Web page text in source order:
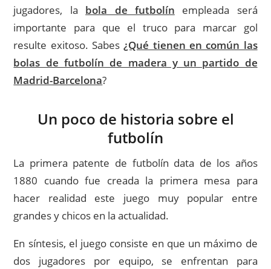
jugadores, la bola de futbolín empleada será
importante para que el truco para marcar gol
resulte exitoso. Sabes¿Qué tienen en común las
bolas de futbolín de madera y un partido de
Madrid-Barcelona?
Un poco de historia sobre el
futbolín
La primera patente de futbolín data de los años
1880 cuando fue creada la primera mesa para
hacer realidad este juego muy popular entre
grandes y chicos en la actualidad.
En síntesis, el juego consiste en que un máximo de
dos jugadores por equipo, se enfrentan para